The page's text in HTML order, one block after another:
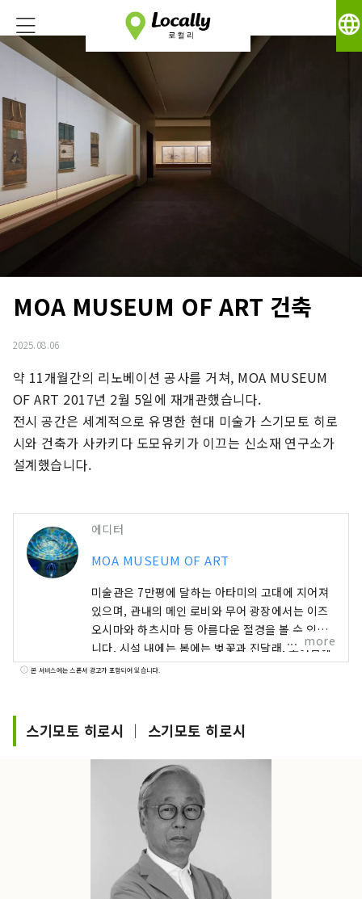
language
MOA MUSEUM OF ART 건축
2025.08.06
약 11개월간의 리노베이션 공사를 거쳐, MOA MUSEUM
OF ART 2017년 2월 5일에 재개관했습니다.
전시 공간은 세계적으로 유명한 현대 미술가 스기모토 히로
시와 건축가 사카키다 도모유키가 이끄는 신소재 연구소가
설계했습니다.
에디터
MOA MUSEUM OF ART
미술관은 7만평에 달하는 아타미의 고대에 지어져
있으며, 관내의 메인 로비와 무어 광장에서는 이즈
오시마와 하츠시마 등 아름다운 절경을 볼 수 있습
니다. 시설 내에는 봄에는 벚꽃과 진달래, 초여름에
는 신록, 가을에는 단풍과 사계절마다 다른 모습을
36년이 경과한 2016년부터 2017에 걸쳐, 전시 공
간의 쇄신과 설비의 갱신을 목적으로, 개수 공사를
실시했습니다. 로비 에리어, 전시 스페이스의 설계
는, 세계를 무대로 활약하는 현대 미술 작가 스기모
토 히로시씨가 건축가 사카타 윤노씨와 함께 주재
하는 「신소재 연구소」가 다루었습니다. 고대나
중세, 근세에 이용된 소재나 기법을 현대에 어떻게
재구축해 계승해 나갈 것인가의 질문에 임해, 다양
한 시도 중에서, 일본의 전통적인 소재를 이용한 현
대적인 공간 를 낳고, 멋진 MOA MUSEUM OF
more
본 서비스에는 스폰서 광고가 포함되어 있습니다.
스기모토 히로시 │ 스기모토 히로시